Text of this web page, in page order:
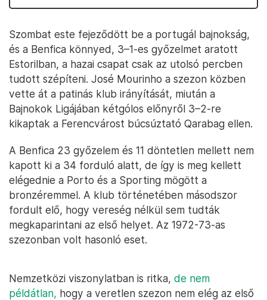
Szombat este fejeződött be a portugál bajnokság,
és a Benfica könnyed, 3–1-es győzelmet aratott
Estorilban, a hazai csapat csak az utolsó percben
tudott szépíteni. José Mourinho a szezon közben
vette át a patinás klub irányítását, miután a
Bajnokok Ligájában kétgólos előnyről 3–2-re
kikaptak a Ferencvárost búcsúztató Qarabag ellen.
A Benfica 23 győzelem és 11 döntetlen mellett nem
kapott ki a 34 forduló alatt, de így is meg kellett
elégednie a Porto és a Sporting mögött a
bronzéremmel. A klub történetében másodszor
fordult elő, hogy vereség nélkül sem tudták
megkaparintani az első helyet. Az 1972-73-as
szezonban volt hasonló eset.
Nemzetközi viszonylatban is ritka, de nem
példátlan, hogy a veretlen szezon nem elég az első